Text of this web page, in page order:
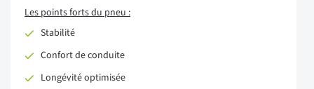
Les points forts du pneu :
Stabilité
Confort de conduite
Longévité optimisée